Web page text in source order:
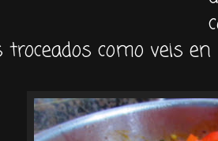
como veis